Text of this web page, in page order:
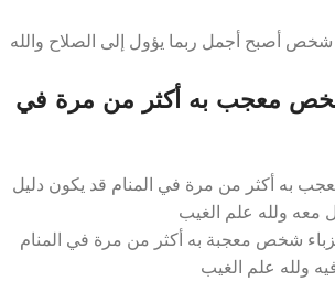
شخص أصبح أجمل ربما يؤول إلى الصلاح والله
معجب به أكثر من مرة في
به أكثر من مرة في المنام قد يكون دليل
معه ولله علم الغيب
شخص معجبة به أكثر من مرة في المنام
ولله علم الغيب